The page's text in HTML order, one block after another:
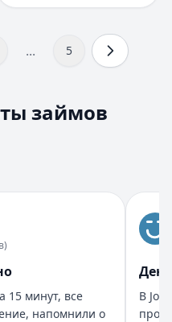
... 5
Одобрили быстро,
займов
)
15 минут, все
напомнили о
В